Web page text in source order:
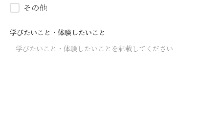
その他
学びたいこと・体験したいこと